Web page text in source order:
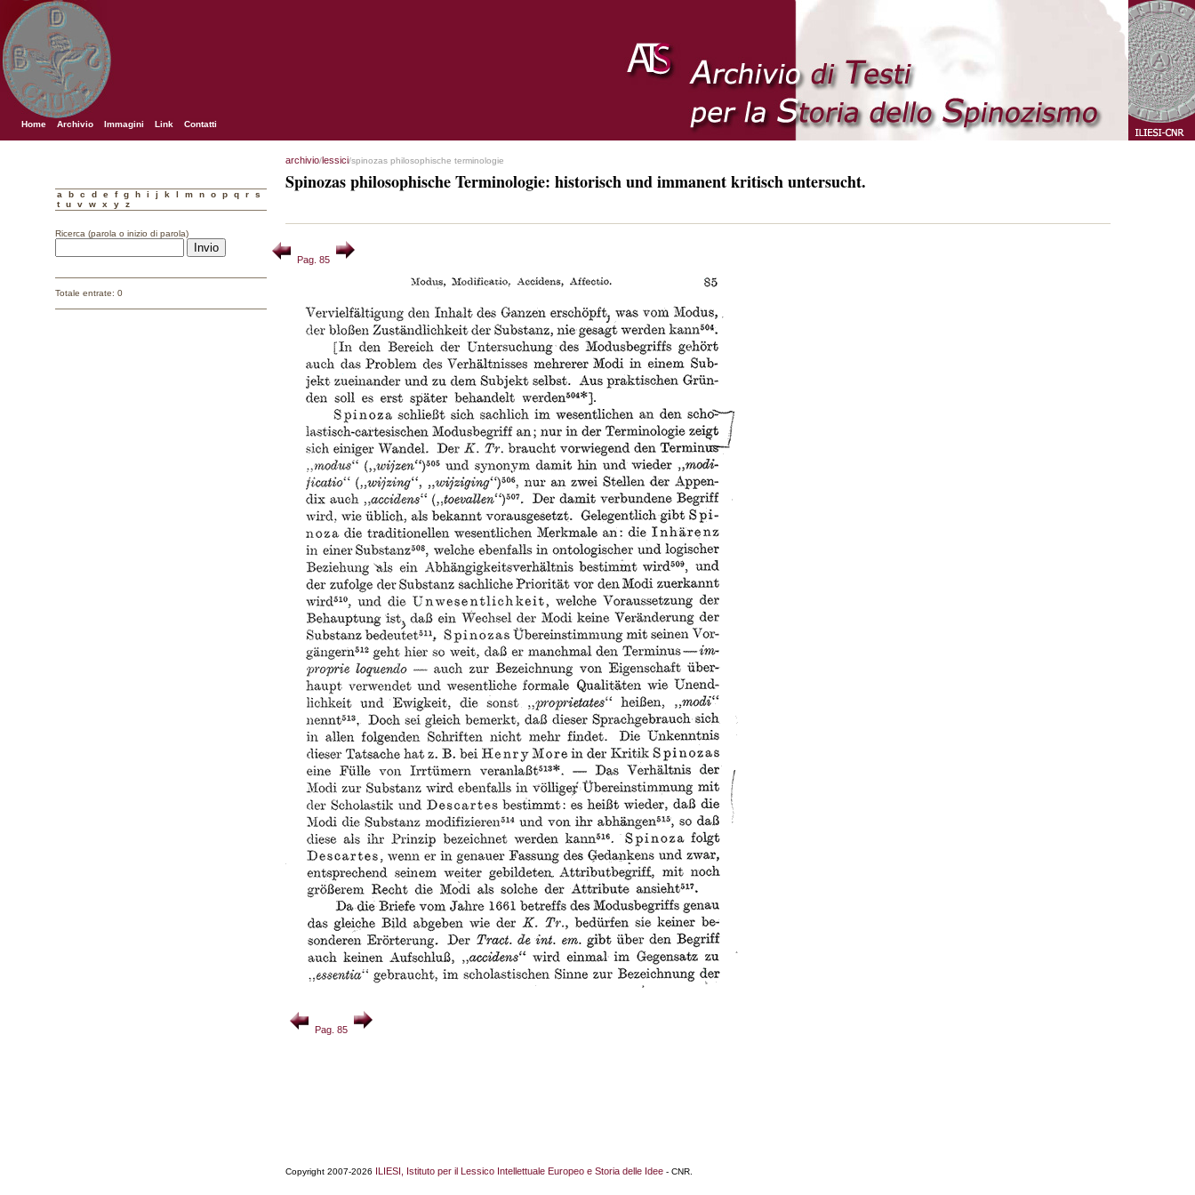
Home Archivio Immagini Link Contatti
a b c d e f g h i j k l m n o p q r
s
t
u v w x y z
Ricerca (parola o inizio di parola)
Totale entrate: 0
archivio/lessici/spinozas philosophische terminologie
Spinozas philosophische Terminologie: historisch und immanent kritisch untersucht.
Pag. 85
Pag. 85
Copyright 2007-2026 ILIESI, Istituto per il Lessico Intellettuale Europeo e Storia delle Idee - CNR.